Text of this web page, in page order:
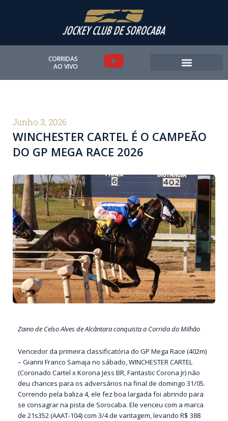
CORRIDAS
AO VIVO
Y
o
u
b
e
Junho 3, 2026
WINCHESTER CARTEL É O CAMPEÃO
DO GP MEGA RACE 2026
Zaino de Celso Alves de Alcântara conquista a Corrida do Milhão
Vencedor da primeira classificatória do GP Mega Race (402m)
– Gianni Franco Samaja no sábado, WINCHESTER CARTEL
(Coronado Cartel x Korona Jess BR, Fantastic Corona Jr) não
deu chances para os adversários na final de domingo 31/05.
Correndo pela baliza 4, ele fez boa largada foi abrindo para
se consagrar na pista de Sorocaba. Ele venceu com a marca
de 21s352 (AAAT-104) com 3/4 de vantagem, levando R$ 388